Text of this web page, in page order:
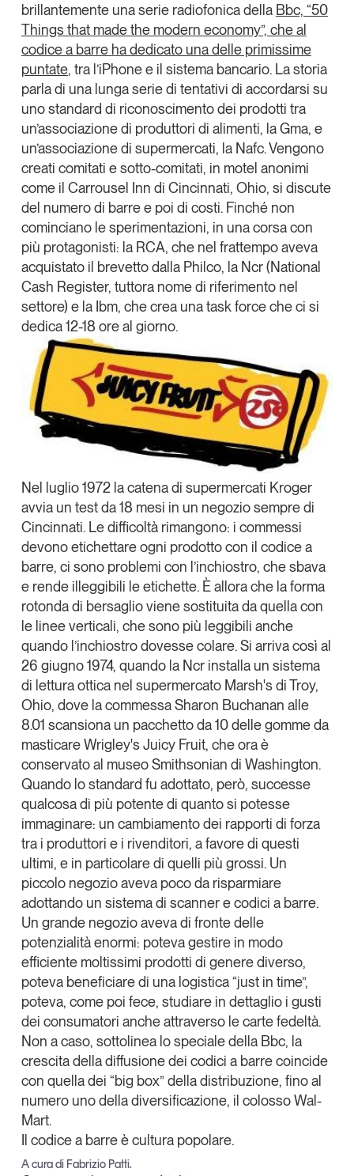
brillantemente una serie radiofonica della Bbc, “50
Things that made the modern economy”, che al
codice a barre ha dedicato una delle primissime
puntate, tra l’iPhone e il sistema bancario. La storia
parla di una lunga serie di tentativi di accordarsi su
uno standard di riconoscimento dei prodotti tra
un’associazione di produttori di alimenti, la Gma, e
un’associazione di supermercati, la Nafc. Vengono
creati comitati e sotto-comitati, in motel anonimi
come il Carrousel Inn di Cincinnati, Ohio, si discute
del numero di barre e poi di costi. Finché non
cominciano le sperimentazioni, in una corsa con
più protagonisti: la RCA, che nel frattempo aveva
acquistato il brevetto dalla Philco, la Ncr (National
Cash Register, tuttora nome di riferimento nel
settore) e la Ibm, che crea una task force che ci si
dedica 12-18 ore al giorno.
Nel luglio 1972 la catena di supermercati Kroger
avvia un test da 18 mesi in un negozio sempre di
Cincinnati. Le difficoltà rimangono: i commessi
devono etichettare ogni prodotto con il codice a
barre, ci sono problemi con l’inchiostro, che sbava
e rende illeggibili le etichette. È allora che la forma
rotonda di bersaglio viene sostituita da quella con
le linee verticali, che sono più leggibili anche
quando l’inchiostro dovesse colare. Si arriva così al
26 giugno 1974, quando la Ncr installa un sistema
di lettura ottica nel supermercato Marsh's di Troy,
Ohio, dove la commessa Sharon Buchanan alle
8.01 scansiona un pacchetto da 10 delle gomme da
masticareWrigley's Juicy Fruit, che ora è
conservato al museo Smithsonian di Washington.
Quando lo standard fu adottato, però, successe
qualcosa di più potente di quanto si potesse
immaginare: un cambiamento dei rapporti di forza
tra i produttori e i rivenditori, a favore di questi
ultimi, e in particolare di quelli più grossi.Un
piccolo negozio aveva poco da risparmiare
adottando un sistema di scanner e codici a barre.
Un grande negozio aveva di fronte delle
potenzialità enormi: poteva gestire in modo
efficiente moltissimi prodotti di genere diverso,
poteva beneficiare di una logistica “just in time”,
poteva, come poi fece, studiare in dettaglio i gusti
dei consumatori anche attraverso le carte fedeltà.
Non a caso, sottolinea lo speciale della Bbc, la
crescita della diffusione dei codici a barre coincide
con quella dei “big box” della distribuzione, fino al
numero uno della diversificazione, il colosso Wal-
Mart.
Il codice a barre è cultura popolare.
A cura di Fabrizio Patti.